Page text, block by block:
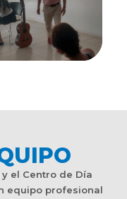
el Centro de Día
equipo profesional